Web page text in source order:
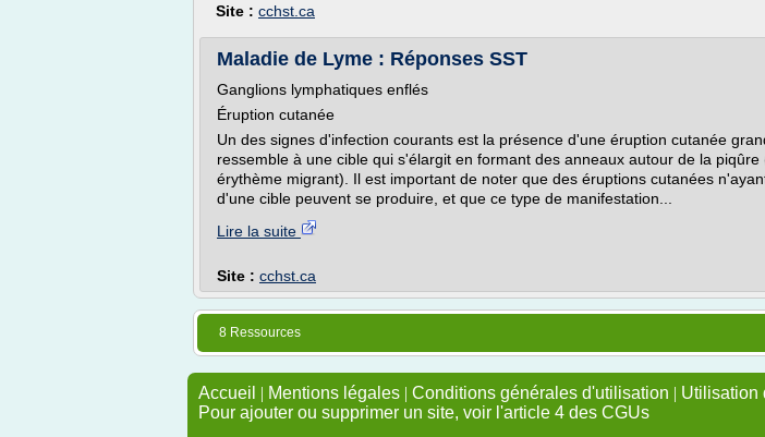
Site : cchst.ca
Maladie de Lyme : Réponses SST
Ganglions lymphatiques enflés
Éruption cutanée
Un des signes d'infection courants est la présence d'une éruption cutanée
ressemble à une cible qui s'élargit en formant des anneaux autour de la piqûre
érythème migrant). Il est important de noter que des éruptions cutanées
d'une cible peuvent se produire, et que ce type de manifestation...
Lire la suite
Site : cchst.ca
8 Ressources
Accueil | Mentions légales | Conditions générales d'utilisation | Utilisation
Pour ajouter ou supprimer un site, voir l'article 4 des CGUs